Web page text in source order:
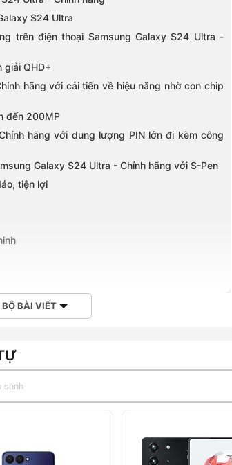
S24 Ultra
trên điện thoại Samsung Galaxy S24 Ultra -
giải QHD+
hãng với cải tiến về hiệu năng nhờ con chip
đến 200MP
hãng với dung lượng PIN lớn đi kèm công
Galaxy S24 Ultra - Chính hãng với S-Pen
tiện lợi
Ultra - Chính hãng và Samsung Galaxy S23
hãng ra mắt khi nào?
hãng tại Hoàng Hà Mobile
BÀI VIẾT